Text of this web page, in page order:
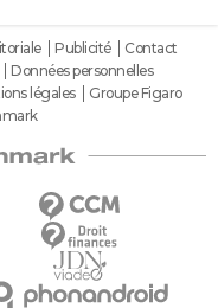
Publicité
Contact
Données personnelles
légales
Groupe Figaro